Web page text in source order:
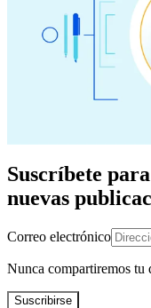
Suscríbete
nuevas
Correo electrónico
Nunca compartiremos tu
Suscribirse